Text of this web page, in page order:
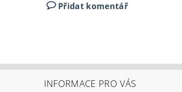
Přidat komentář
INFORMACE PRO VÁS